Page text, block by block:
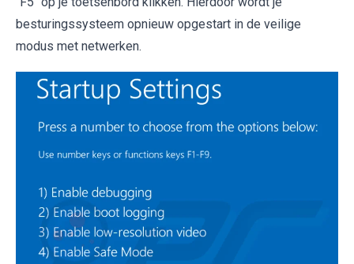
besturingssysteem opnieuw opgestart in de veilige
modus met netwerken.